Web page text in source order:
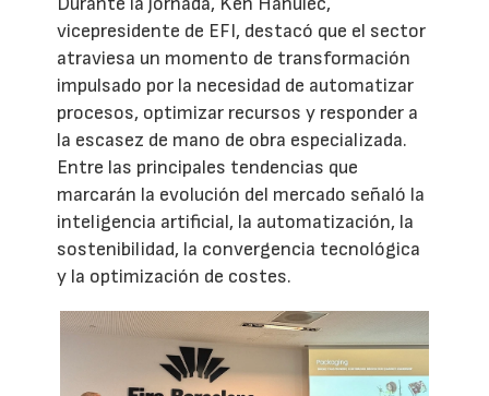
vicepresidente de EFI, destacó que el sector
atraviesa un momento de transformación
impulsado por la necesidad de automatizar
procesos, optimizar recursos y responder a
la escasez de mano de obra especializada.
Entre las principales tendencias que
marcarán la evolución del mercado señaló la
inteligencia artificial, la automatización, la
sostenibilidad, la convergencia tecnológica
y la optimización de costes.